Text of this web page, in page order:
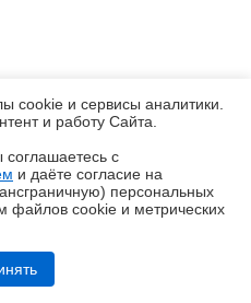
смартфон со встроенной СЖО
cookie и сервисы аналитики.
и работу Cайта.
с
и даёте согласие на
персональных
файлов cookie и метрических